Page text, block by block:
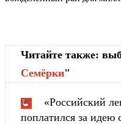
Читайте также:
Cемёрки"
«Российский
поплатился за идею